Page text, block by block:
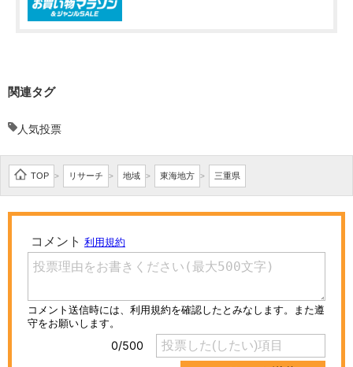
関連タグ
人気投票
TOP > リサーチ > 地域 > 東海地方 > 三重県